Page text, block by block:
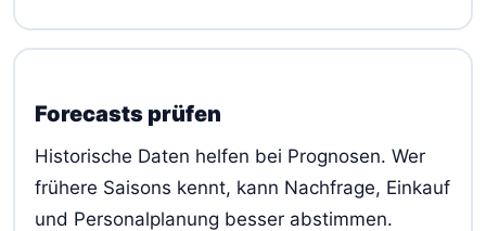
Forecasts prüfen
Historische Daten helfen bei Prognosen. Wer
frühere Saisons kennt, kann Nachfrage, Einkauf
und Personalplanung besser abstimmen.